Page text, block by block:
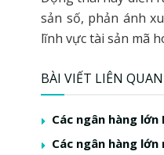
sản số, phản ánh
lĩnh vực tài sản mã
BÀI VIẾT LIÊN QUAN
Các ngân hàng
Các ngân hàng